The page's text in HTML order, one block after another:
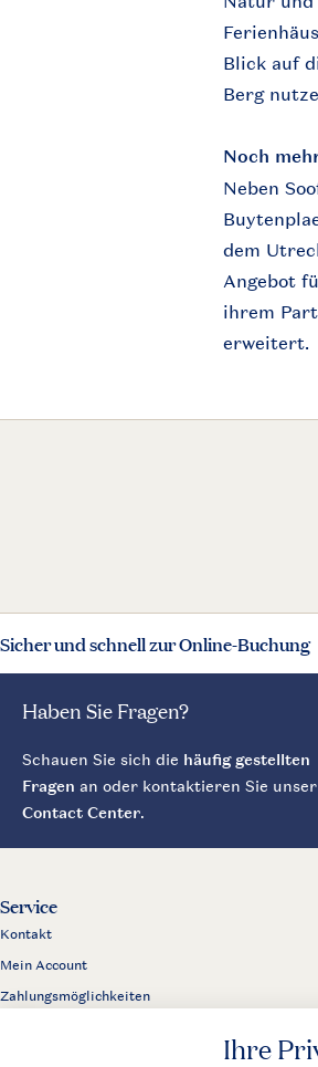
Blick auf
Berg
Noch
Neben
dem
Angebot
ihrem
erweitert.
Sicher und schnell zur Online-Buchung
Haben Sie Fragen?
Schauen Sie sich die häufig gestellten
Fragen an oder kontaktieren Sie unser
Contact Center.
Service
Kontakt
Mein Account
Zahlungsmöglichkeiten